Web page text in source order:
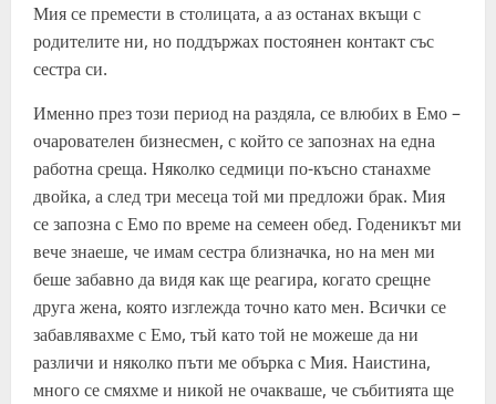
Мия се премести в столицата, а аз останах вкъщи с
родителите ни, но поддържах постоянен контакт със
сестра си.
Именно през този период на раздяла, се влюбих в Емо –
очарователен бизнесмен, с който се запознах на една
работна среща. Няколко седмици по-късно станахме
двойка, а след три месеца той ми предложи брак. Мия
се запозна с Емо по време на семеен обед. Годеникът ми
вече знаеше, че имам сестра близначка, но на мен ми
беше забавно да видя как ще реагира, когато срещне
друга жена, която изглежда точно като мен. Всички се
забавлявахме с Емо, тъй като той не можеше да ни
различи и няколко пъти ме обърка с Мия. Наистина,
много се смяхме и никой не очакваше, че събитията ще